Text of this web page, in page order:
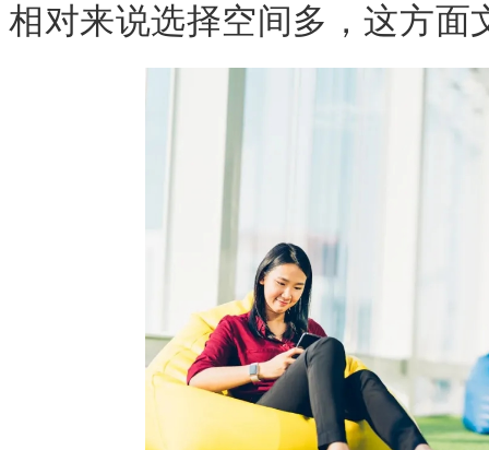
相对来说选择空间多，这方面